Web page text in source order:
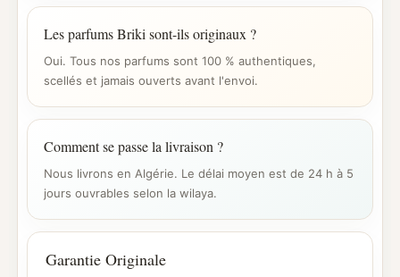
Les parfums Briki sont-ils originaux ?
Oui. Tous nos parfums sont 100 % authentiques,
scellés et jamais ouverts avant l'envoi.
Comment se passe la livraison ?
Nous livrons en Algérie. Le délai moyen est de 24 h à 5
jours ouvrables selon la wilaya.
Garantie Originale